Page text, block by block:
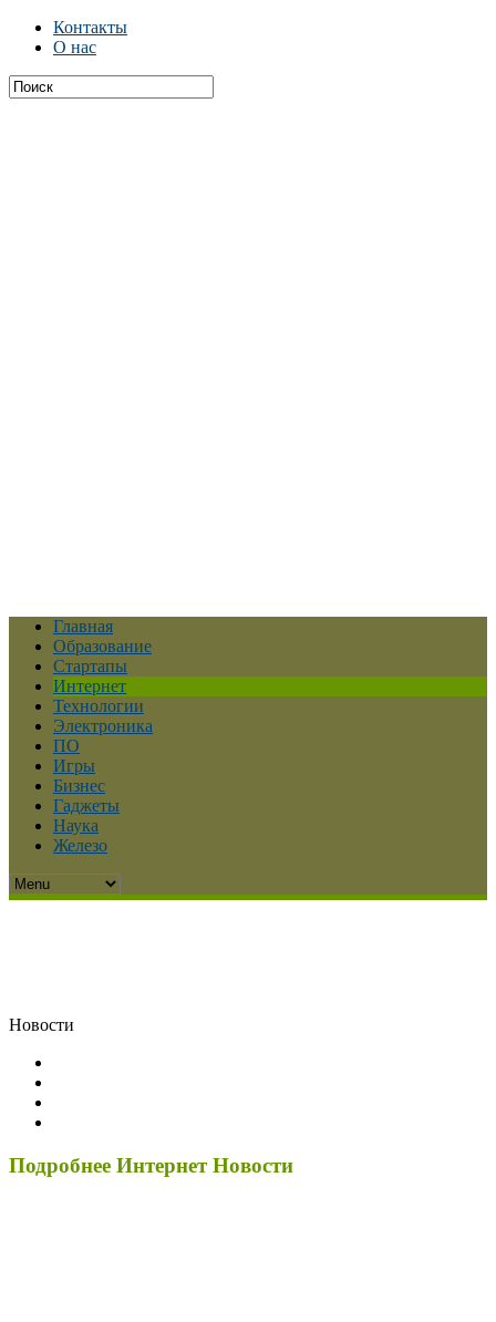
Контакты
О нас
Главная
Образование
Стартапы
Интернет
Технологии
Электроника
ПО
Игры
Бизнес
Гаджеты
Наука
Железо
Новости
Подробнее Интернет Новости